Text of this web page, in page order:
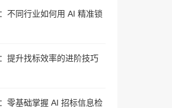
不同行业如何用 AI 精准锁
提升找标效率的进阶技巧
零基础掌握 AI 招标信息检